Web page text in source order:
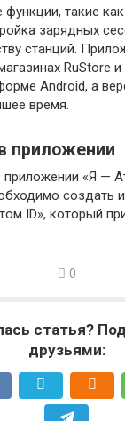
такие
зарядных
станций.
RuStore
Android, а
время.
приложении
приложении «Я —
создать
ID», который
0
статья?
друзьями: